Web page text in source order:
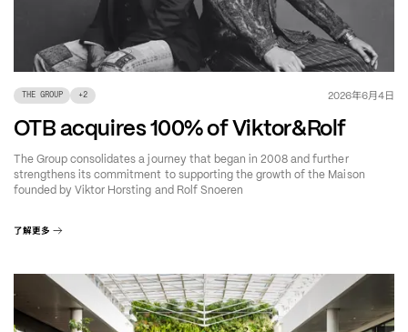
THE GROUP +2 2026年6月4日
OTB acquires 100% of Viktor&Rolf
The Group consolidates a journey that began in 2008 and further
strengthens its commitment to supporting the growth of the Maison
founded by Viktor Horsting and Rolf Snoeren
了解更多